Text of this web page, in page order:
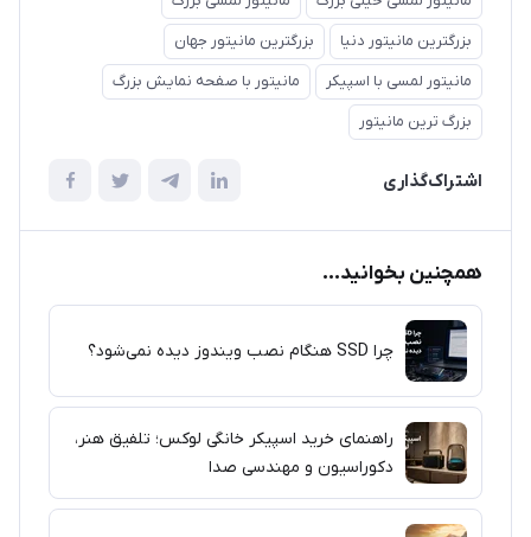
بزرگترین مانیتور دنیا
بزرگترین مانیتور جهان
مانیتور لمسی با اسپیکر
مانیتور با صفحه نمایش بزرگ
بزرگ ترین مانیتور
اشتراک‌گذاری
همچنین بخوانید...
چرا SSD هنگام نصب ویندوز دیده نمی‌شود؟
راهنمای خرید اسپیکر خانگی لوکس؛ تلفیق هنر،
دکوراسیون و مهندسی صدا